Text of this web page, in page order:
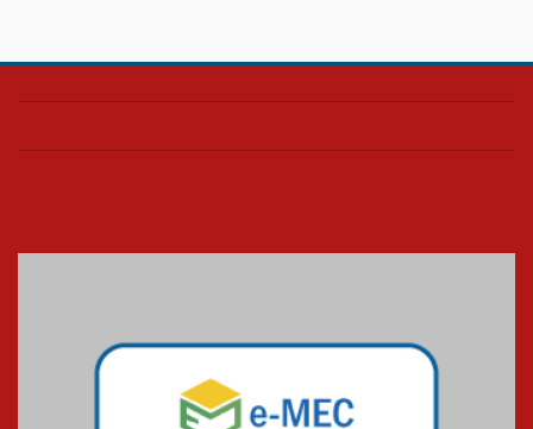
Confira como foi o culto mensal
Mackenzie mobiliza campanha
solidária para apoiar famílias em
Minas Gerais